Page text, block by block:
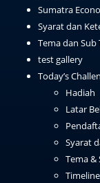
Sumatra
Syarat dan
Tema dan Sub
test gallery
Today’s
Hadiah
Latar
Syarat
Tema &
Timeline